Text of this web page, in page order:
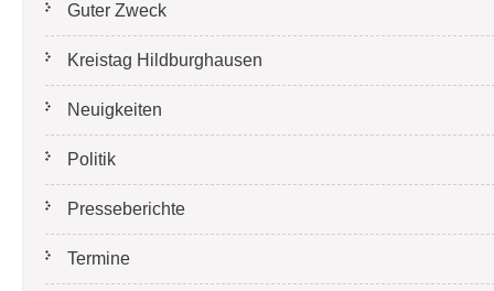
Guter Zweck
Kreistag Hildburghausen
Neuigkeiten
Politik
Presseberichte
Termine